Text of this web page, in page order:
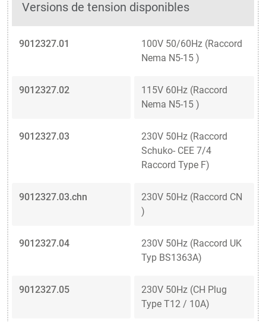
Versions de tension disponibles
9012327.01
100V 50/60Hz (Raccord
Nema N5-15 )
9012327.02
115V 60Hz (Raccord
Nema N5-15 )
9012327.03
230V 50Hz (Raccord
Schuko- CEE 7/4
Raccord Type F)
9012327.03.chn
230V 50Hz (Raccord CN
)
9012327.04
230V 50Hz (Raccord UK
Typ BS1363A)
9012327.05
230V 50Hz (CH Plug
Type T12 / 10A)